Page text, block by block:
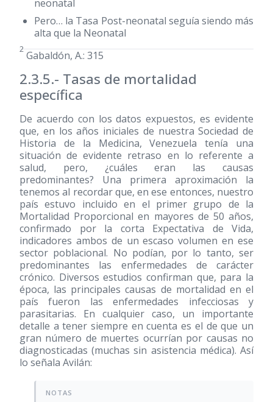
neonatal
Pero… la Tasa Post-neonatal seguía siendo más
alta que la Neonatal
2
Gabaldón, A.: 315
2.3.5.- Tasas de mortalidad
específica
De acuerdo con los datos expuestos, es evidente
que, en los años iniciales de nuestra Sociedad de
Historia de la Medicina, Venezuela tenía una
situación de evidente retraso en lo referente a
salud, pero, ¿cuáles eran las causas
predominantes? Una primera aproximación la
tenemos al recordar que, en ese entonces, nuestro
país estuvo incluido en el primer grupo de la
Mortalidad Proporcional en mayores de 50 años,
confirmado por la corta Expectativa de Vida,
indicadores ambos de un escaso volumen en ese
sector poblacional. No podían, por lo tanto, ser
predominantes las enfermedades de carácter
crónico. Diversos estudios confirman que, para la
época, las principales causas de mortalidad en el
país fueron las enfermedades infecciosas y
parasitarias. En cualquier caso, un importante
detalle a tener siempre en cuenta es el de que un
gran número de muertes ocurrían por causas no
diagnosticadas (muchas sin asistencia médica). Así
lo señala Avilán: